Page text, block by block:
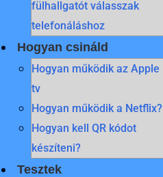
fülhallgatót válasszak
telefonáláshoz
Hogyan csináld
Hogyan működik az Apple
tv
Hogyan működik a Netflix?
Hogyan kell QR kódot
készíteni?
Tesztek